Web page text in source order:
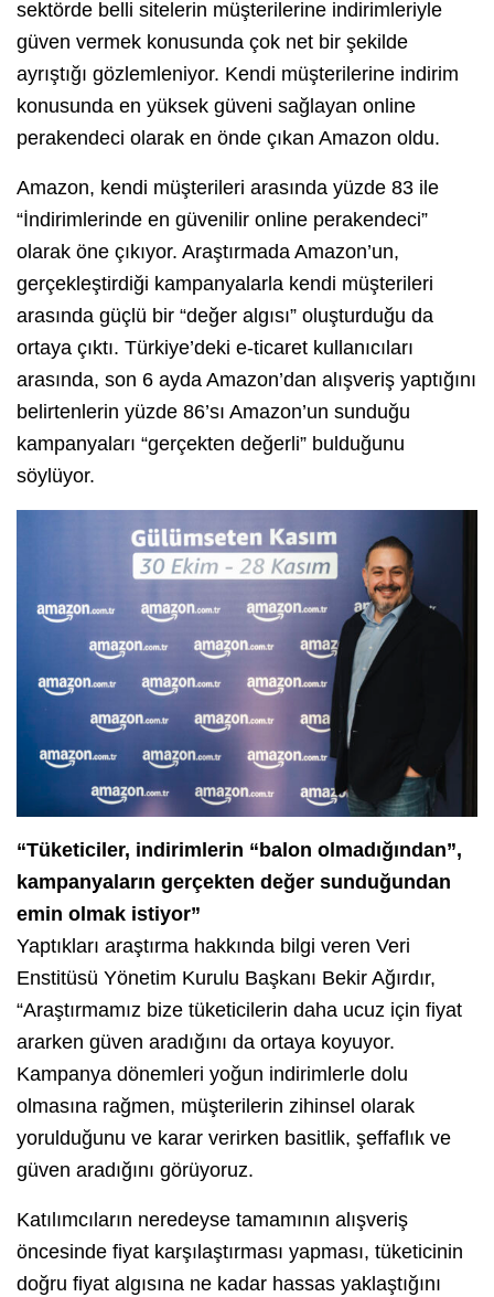
sektörde belli sitelerin müşterilerine indirimleriyle
güven vermek konusunda çok net bir şekilde
ayrıştığı gözlemleniyor. Kendi müşterilerine indirim
konusunda en yüksek güveni sağlayan online
perakendeci olarak en önde çıkan Amazon oldu.
Amazon, kendi müşterileri arasında yüzde 83 ile
“İndirimlerinde en güvenilir online perakendeci”
olarak öne çıkıyor. Araştırmada Amazon’un,
gerçekleştirdiği kampanyalarla kendi müşterileri
arasında güçlü bir “değer algısı” oluşturduğu da
ortaya çıktı. Türkiye’deki e-ticaret kullanıcıları
arasında, son 6 ayda Amazon’dan alışveriş yaptığını
belirtenlerin yüzde 86’sı Amazon’un sunduğu
kampanyaları “gerçekten değerli” bulduğunu
söylüyor.
“Tüketiciler, indirimlerin “balon olmadığından”,
kampanyaların gerçekten değer sunduğundan
emin olmak istiyor”
Yaptıkları araştırma hakkında bilgi veren Veri
Enstitüsü Yönetim Kurulu Başkanı Bekir Ağırdır,
“Araştırmamız bize tüketicilerin daha ucuz için fiyat
ararken güven aradığını da ortaya koyuyor.
Kampanya dönemleri yoğun indirimlerle dolu
olmasına rağmen, müşterilerin zihinsel olarak
yorulduğunu ve karar verirken basitlik, şeffaflık ve
güven aradığını görüyoruz.
Katılımcıların neredeyse tamamının alışveriş
öncesinde fiyat karşılaştırması yapması, tüketicinin
doğru fiyat algısına ne kadar hassas yaklaştığını